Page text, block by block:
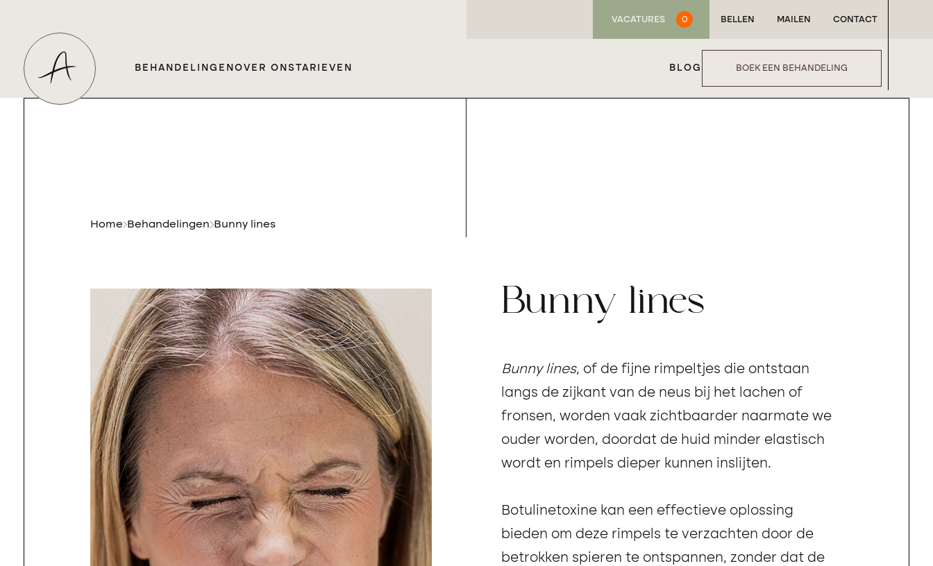
VACATURES 0 BELLEN MAILEN CONTACT
BEHANDELINGEN OVER ONS TARIEVEN BLOG BOEK EEN BEHANDELING
Home Behandelingen Bunny lines
Bunny lines
Bunny lines, of de fijne rimpeltjes die ontstaan
langs de zijkant van de neus bij het lachen of
fronsen, worden vaak zichtbaarder naarmate we
ouder worden, doordat de huid minder elastisch
wordt en rimpels dieper kunnen inslijten.
Botulinetoxine kan een effectieve oplossing
bieden om deze rimpels te verzachten door de
betrokken spieren te ontspannen, zonder dat de